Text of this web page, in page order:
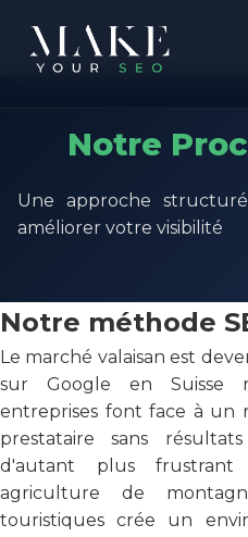
Notre
Une approche
améliorer votre visibilité
Notre méthode
Le marché valaisan est
sur Google en Suisse
entreprises font face à un
prestataire sans
d'autant plus frustrant
agriculture de
touristiques crée un